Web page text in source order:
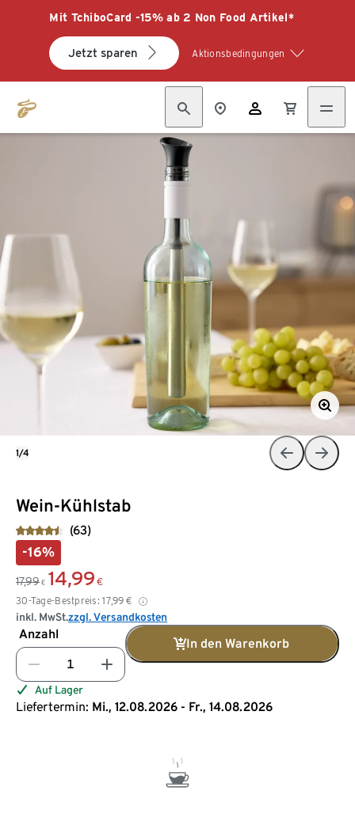
Mit TchiboCard -15% ab 2 Non Food Artikel*
Jetzt sparen Aktionsbedingungen
Wein-Kühlstab
(63)
-16%
17,99 € 14,99 €
30-Tage-Bestpreis: 17,99 €
inkl. MwSt.zzgl. Versandkosten
Anzahl
In den Warenkorb
Auf Lager
Liefertermin: Mi., 12.08.2026 - Fr., 14.08.2026
1/4